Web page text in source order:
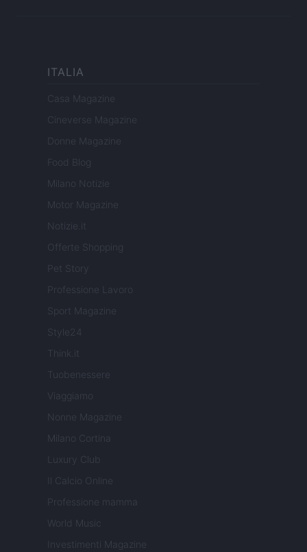
ITALIA
Casa Magazine
Cineverse Magazine
Donne Magazine
Food Blog
Milano Notizie
Motor Magazine
Notizie.it
Offerte Shopping
Pet Story
Professione Lavoro
Sport Magazine
Style24
Think.it
Tuobenessere
Viaggiamo
Nonne Magazine
Milano Cortina
Luxury Club
Il Calcio Online
Professione mamma
World Music
Investimenti Magazine